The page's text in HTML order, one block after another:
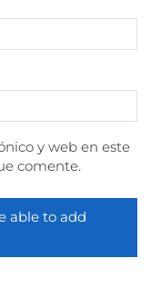
y web en este
comente.
able to add